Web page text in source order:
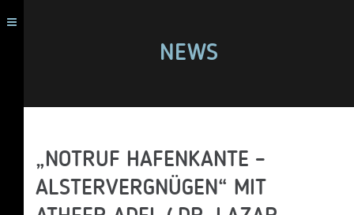
NEWS
„NOTRUF HAFENKANTE –
ALSTERVERGNÜGEN“ MIT